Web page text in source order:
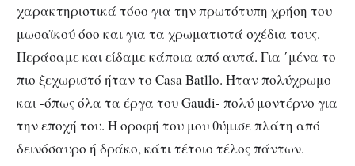
χαρακτηριστικά τόσο για την πρωτότυπη χρήση του
μωσαϊκού όσο και για τα χρωματιστά σχέδια τους.
Περάσαμε και είδαμε κάποια από αυτά. Για ΄μένα το
πιο ξεχωριστό ήταν το Casa Batllο. Ήταν πολύχρωμο
και -όπως όλα τα έργα του Gaudi- πολύ μοντέρνο για
την εποχή του. Η οροφή του μου θύμισε πλάτη από
δεινόσαυρο ή δράκο, κάτι τέτοιο τέλος πάντων.